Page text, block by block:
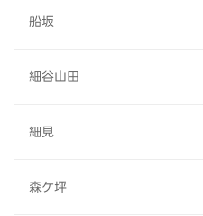
船坂
細谷山田
細見
森ケ坪